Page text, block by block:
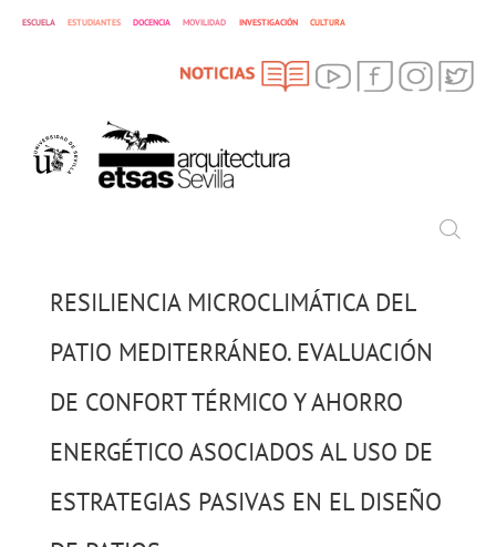
ESCUELA ESTUDIANTES DOCENCIA MOVILIDAD INVESTIGACIÓN CULTURA
RESILIENCIA MICROCLIMÁTICA DEL
PATIO MEDITERRÁNEO. EVALUACIÓN
DE CONFORT TÉRMICO Y AHORRO
ENERGÉTICO ASOCIADOS AL USO DE
ESTRATEGIAS PASIVAS EN EL DISEÑO